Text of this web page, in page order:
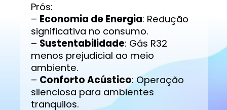
Prós:
– Economia de Energia: Redução
significativa no consumo.
– Sustentabilidade: Gás R32
menos prejudicial ao meio
ambiente.
– Conforto Acústico: Operação
silenciosa para ambientes
tranquilos.